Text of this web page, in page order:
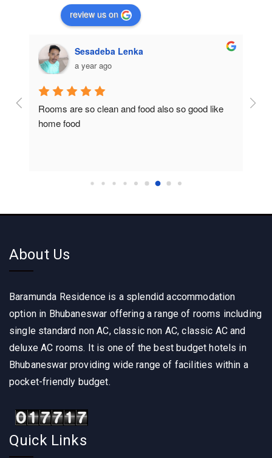
review us on
Sesadeba Lenka
a year ago
Rooms are so clean and food also so good like
home food
So
About Us
Baramunda Residence is a splendid accommodation
option in Bhubaneswar offering a range of rooms including
single standard non AC, classic non AC, classic AC and
deluxe AC rooms. It is one of the best budget hotels in
Bhubaneswar providing wide range of facilities within a
pocket-friendly budget.
Quick Links